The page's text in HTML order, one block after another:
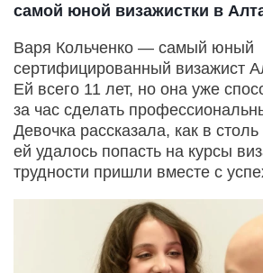
самой юной визажистки в
Варя Кольченко — самый юный
сертифицированный визажист
Ей всего 11 лет, но она уже
за час сделать
Девочка рассказала, как в
ей удалось попасть на курсы
трудности пришли вместе с